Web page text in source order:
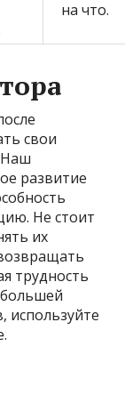
на что.
свои
Наш
развитие
Не стоит
их
трудность
используйте